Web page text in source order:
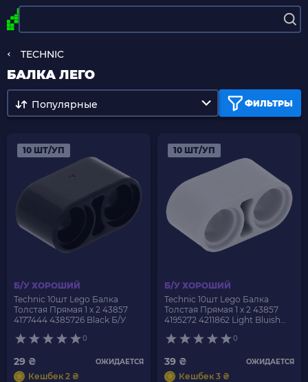
TECHNIC
БАЛКА ЛЕГО
ФИЛЬТРЫ
Популярные
10 ШТ/УП
Б/У ХОРОШИЙ
Technic 10шт Lego Балка
Толстая Прямая 1 x 2 43857
4177444 4385726 Black Б/У
0
29 ₴ ОЖИДАЕТСЯ
Кешбек 2 ₴
10 ШТ/УП
Б/У ХОРОШИЙ
Technic 10шт Lego Балка
Толстая Прямая 1 x 2 43857
4195272 4211862 Light Bluish
0
39 ₴ ОЖИДАЕТСЯ
Кешбек 3 ₴